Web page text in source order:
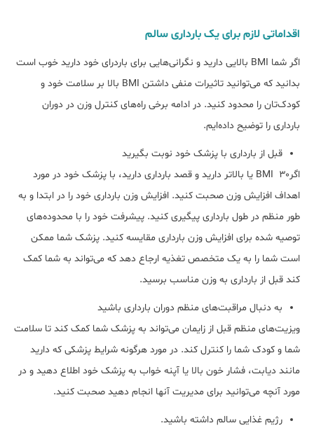
اقداماتی لازم برای یک بارداری سالم
اگر شما BMI بالایی دارید و نگرانی‌هایی برای باردرای خود دارید خوب است
بدانید که می‌توانید تاثیرات منفی داشتن BMI بالا بر سلامت خود و
کودک‌تان را محدود کنید. در ادامه برخی راه‌های کنترل وزن در دوران
بارداری را توضیح داده‌ایم.
قبل از بارداری با پزشک خود نوبت بگیرید
اگرBMI ۳۰ یا بالاتر دارید و قصد بارداری دارید، با پزشک خود در مورد
اهداف افزایش وزن صحبت کنید. افزایش وزن بارداری خود را در ابتدا و به
طور منظم در طول بارداری پیگیری کنید. پیشرفت خود را با محدوده‌های
توصیه شده برای افزایش وزن بارداری مقایسه کنید. پزشک شما ممکن
است شما را به یک متخصص تغذیه ارجاع دهد که می‌تواند به شما کمک
کند قبل از بارداری به وزن مناسب برسید.
به دنبال مراقبت‌های منظم دوران بارداری باشید
ویزیت‌های منظم قبل از زایمان می‌تواند به پزشک شما کمک کند تا سلامت
شما و کودک شما را کنترل کند. در مورد هرگونه شرایط پزشکی که دارید
مانند دیابت، فشار خون بالا یا آپنه خواب به پزشک خود اطلاع دهید و در
مورد آنچه می‌توانید برای مدیریت آنها انجام دهید صحبت کنید.
رژیم غذایی سالم داشته باشید.